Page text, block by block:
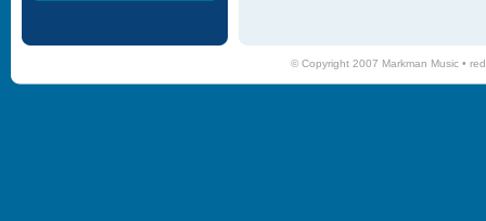
© Copyright 2007 Markman Music •